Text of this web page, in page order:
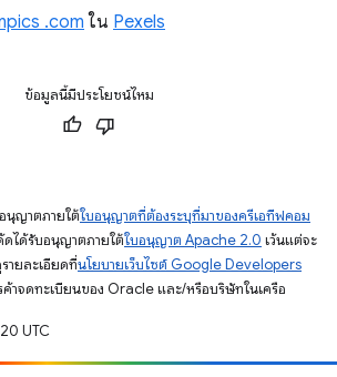
.com ใน Pexels
ข้อมูลนี้มีประโยชน์ไหม
นุญาตภายใต้ใบอนุญาตที่ต้องระบุที่มาของครีเอทีฟคอม
ดได้รับอนุญาตภายใต้ใบอนุญาต Apache 2.0 เว้นแต่จะ
ายละเอียดที่นโยบายเว็บไซต์ Google Developers
ค้าจดทะเบียนของ Oracle และ/หรือบริษัทในเครือ
UTC